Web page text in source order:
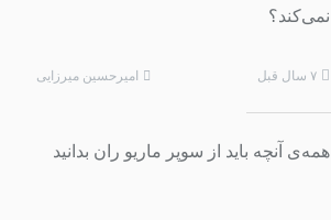
نمی‌کند؟
۷ سال قبل امیرحسین میرزایی
همه‌ی آنچه باید از سوپر ماریو ران بدانید